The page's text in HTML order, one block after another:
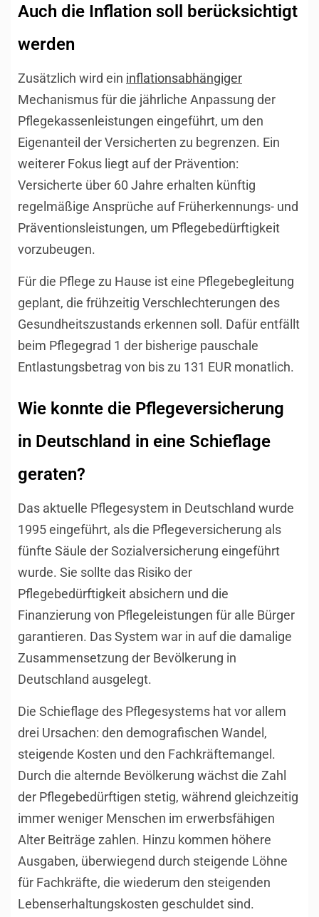
Auch die Inflation soll berücksichtigt
werden
Zusätzlich wird ein inflationsabhängiger
Mechanismus für die jährliche Anpassung der
Pflegekassenleistungen eingeführt, um den
Eigenanteil der Versicherten zu begrenzen. Ein
weiterer Fokus liegt auf der Prävention:
Versicherte über 60 Jahre erhalten künftig
regelmäßige Ansprüche auf Früherkennungs- und
Präventionsleistungen, um Pflegebedürftigkeit
vorzubeugen.
Für die Pflege zu Hause ist eine Pflegebegleitung
geplant, die frühzeitig Verschlechterungen des
Gesundheitszustands erkennen soll. Dafür entfällt
beim Pflegegrad 1 der bisherige pauschale
Entlastungsbetrag von bis zu 131 EUR monatlich.
Wie konnte die Pflegeversicherung
in Deutschland in eine Schieflage
geraten?
Das aktuelle Pflegesystem in Deutschland wurde
1995 eingeführt, als die Pflegeversicherung als
fünfte Säule der Sozialversicherung eingeführt
wurde. Sie sollte das Risiko der
Pflegebedürftigkeit absichern und die
Finanzierung von Pflegeleistungen für alle Bürger
garantieren. Das System war in auf die damalige
Zusammensetzung der Bevölkerung in
Deutschland ausgelegt.
Die Schieflage des Pflegesystems hat vor allem
drei Ursachen: den demografischen Wandel,
steigende Kosten und den Fachkräftemangel.
Durch die alternde Bevölkerung wächst die Zahl
der Pflegebedürftigen stetig, während gleichzeitig
immer weniger Menschen im erwerbsfähigen
Alter Beiträge zahlen. Hinzu kommen höhere
Ausgaben, überwiegend durch steigende Löhne
für Fachkräfte, die wiederum den steigenden
Lebenserhaltungskosten geschuldet sind.